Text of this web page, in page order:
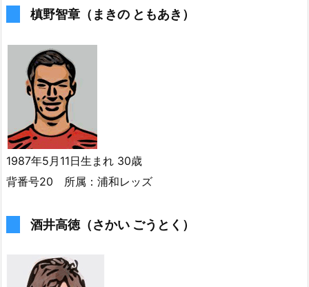
槙野智章（まきの ともあき）
1987年5月11日生まれ 30歳
背番号20 所属：浦和レッズ
酒井高徳（さかい ごうとく）